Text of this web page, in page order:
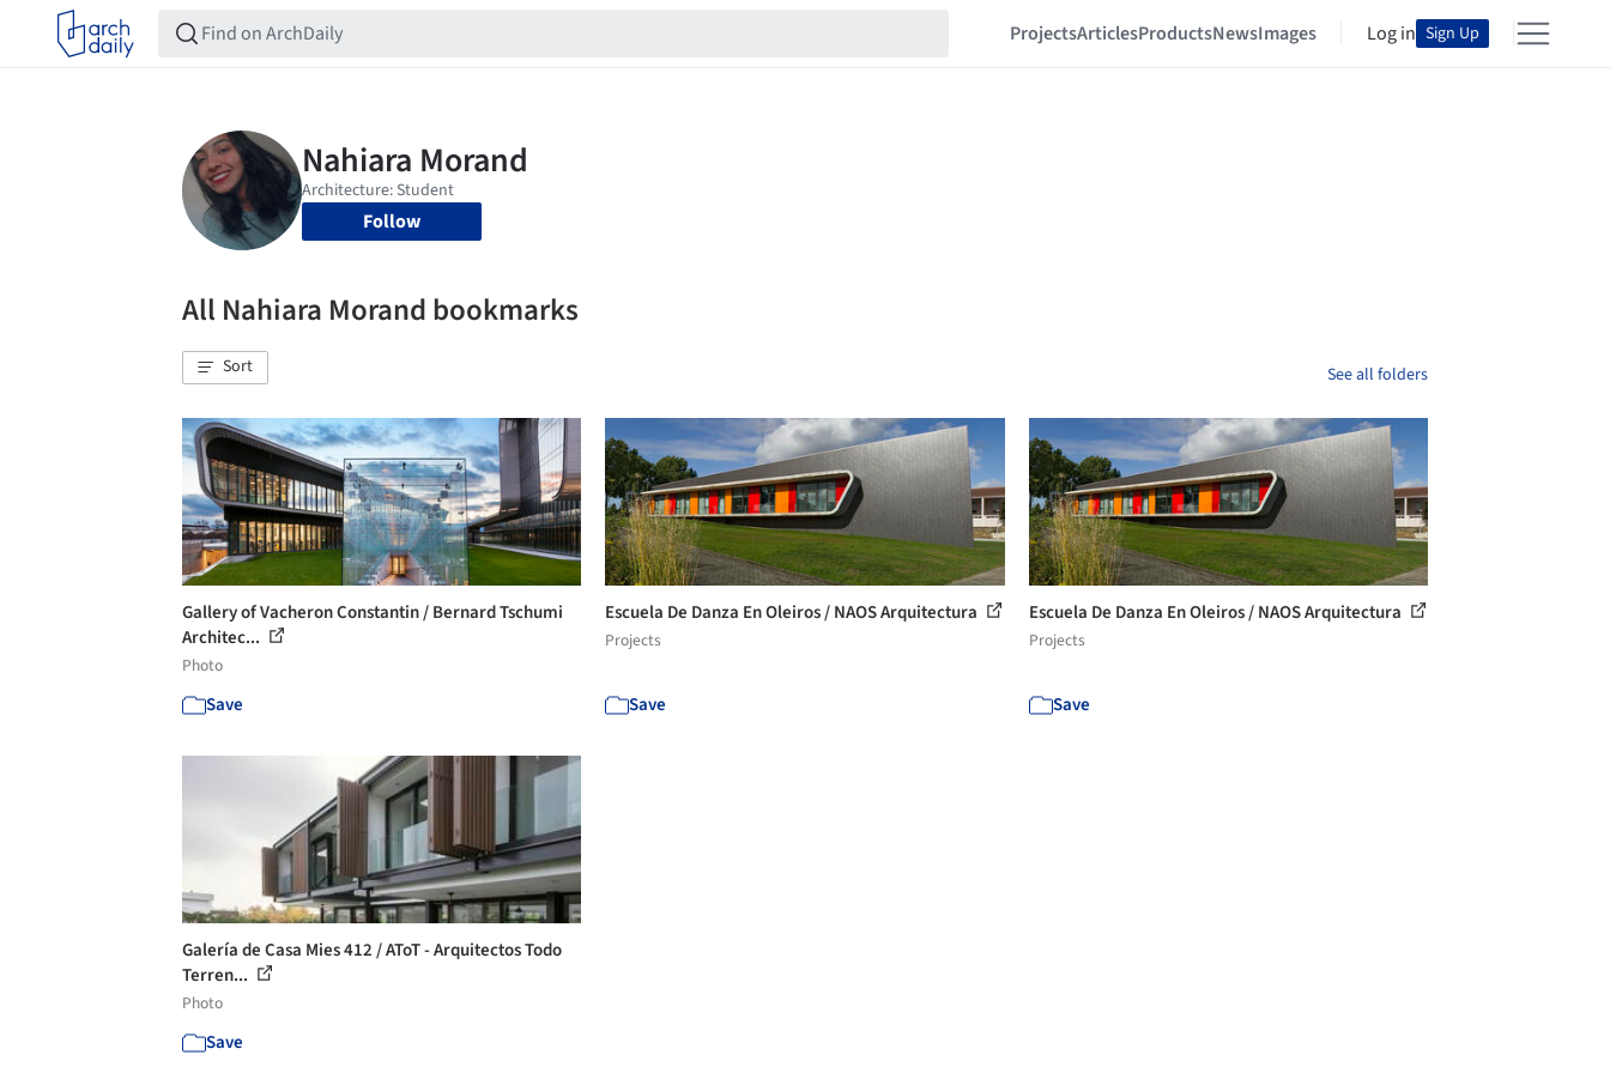
ProjectsArticlesProductsNewsImages Log in Sign Up
Follow
All Nahiara Morand bookmarks
Sort See all folders
Gallery of Vacheron Constantin / Bernard Tschumi
Architec...
Photo
Save
Escuela De Danza En Oleiros / NAOS Arquitectura
Projects
Save
Escuela De Danza En Oleiros / NAOS Arquitectura
Projects
Save
Galería de Casa Mies 412 / AToT - Arquitectos Todo
Terren...
Photo
Save